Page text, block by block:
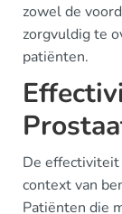
zowel de
zorgvuldig te
patiënten.
De
context van
Patiënten die